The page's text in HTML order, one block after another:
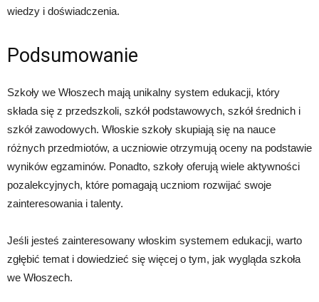
wiedzy i doświadczenia.
Podsumowanie
Szkoły we Włoszech mają unikalny system edukacji, który
składa się z przedszkoli, szkół podstawowych, szkół średnich i
szkół zawodowych. Włoskie szkoły skupiają się na nauce
różnych przedmiotów, a uczniowie otrzymują oceny na podstawie
wyników egzaminów. Ponadto, szkoły oferują wiele aktywności
pozalekcyjnych, które pomagają uczniom rozwijać swoje
zainteresowania i talenty.
Jeśli jesteś zainteresowany włoskim systemem edukacji, warto
zgłębić temat i dowiedzieć się więcej o tym, jak wygląda szkoła
we Włoszech.